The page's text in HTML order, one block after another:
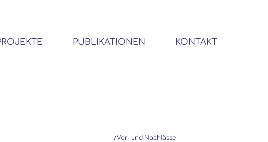
PUBLIKATIONEN KONTAKT
/Vor- und Nachlässe